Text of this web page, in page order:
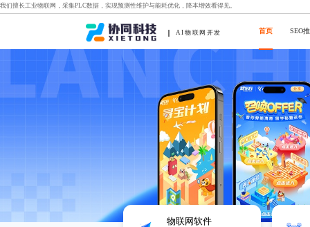
我们擅长工业物联网，采集PLC数据，实现预测性维护与能耗优化，降本增效看得见。
AI物联网开发 首页 SEO
物联网软件